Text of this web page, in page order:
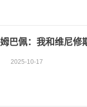
姆巴佩：我和维尼修
2025-10-17